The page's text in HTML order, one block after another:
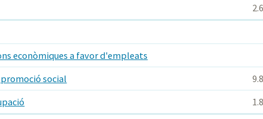
econòmiques a favor d'empleats
social